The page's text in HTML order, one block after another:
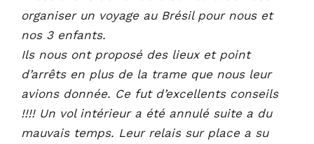
organiser un voyage au Brésil pour nous et
nos 3 enfants.
Ils nous ont proposé des lieux et point
d’arrêts en plus de la trame que nous leur
avions donnée. Ce fut d’excellents conseils
!!!! Un vol intérieur a été annulé suite a du
mauvais temps. Leur relais sur place a su